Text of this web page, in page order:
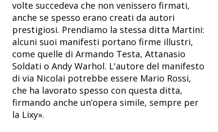
volte succedeva che non venissero firmati,
anche se spesso erano creati da autori
prestigiosi. Prendiamo la stessa ditta Martini:
alcuni suoi manifesti portano firme illustri,
come quelle di Armando Testa, Attanasio
Soldati o Andy Warhol. L'autore del manifesto
di via Nicolai potrebbe essere Mario Rossi,
che ha lavorato spesso con questa ditta,
firmando anche un’opera simile, sempre per
la Lixy».